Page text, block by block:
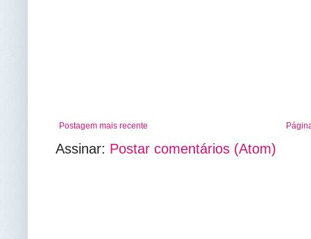
Postagem mais recente
Assinar: Postar comentários (Atom)